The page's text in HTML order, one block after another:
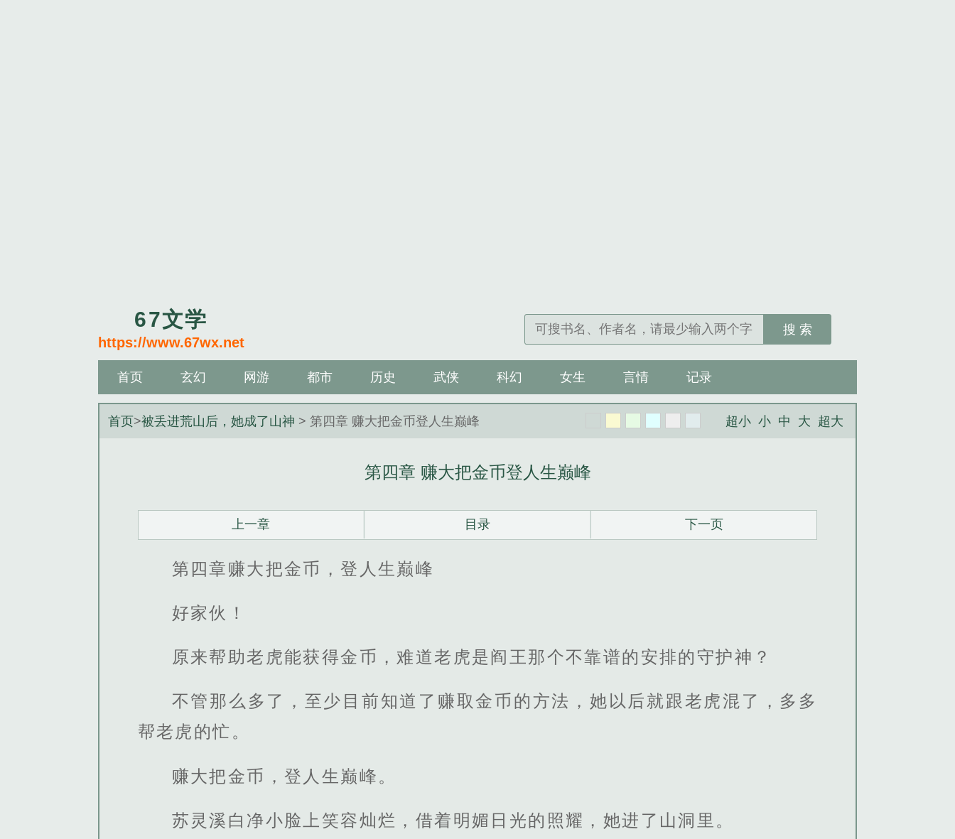
67文学
https://www.67wx.net
搜 索
首页 玄幻 网游 都市 历史 武侠 科幻 女生 言情 记录
首页>被丢进荒山后，她成了山神 > 第四章 赚大把金币登人生巅峰 超小 小 中 大 超大
第四章 赚大把金币登人生巅峰
上一章 目录 下一页
第四章赚大把金币，登人生巅峰
好家伙！
原来帮助老虎能获得金币，难道老虎是阎王那个不靠谱的安排的守护神？
不管那么多了，至少目前知道了赚取金币的方法，她以后就跟老虎混了，多多
帮老虎的忙。
赚大把金币，登人生巅峰。
苏灵溪白净小脸上笑容灿烂，借着明媚日光的照耀，她进了山洞里。